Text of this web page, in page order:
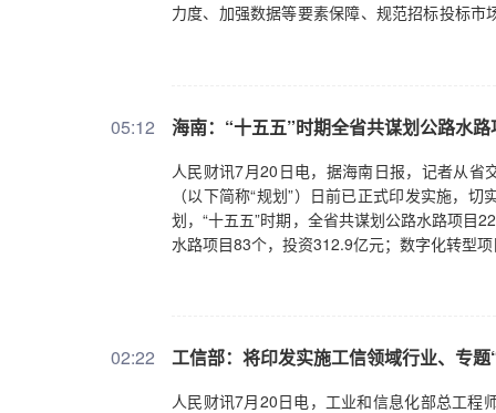
力度、加强数据等要素保障、规范招标投标
入挖掘需求升级和产业升级机遇，坚守主业
成全年发展目标十分重要。国家发展改革委
应，加快培育消费新增长点，持续推动“十五
开放，进一步构建高质量数据供给体系，纵
时，实施好“法治护航民营经济”行动，加力推
制作用，持续营造良好环境，全力促进民营经
05:12 海南：“十五五”时期全省共谋划公路水
人民财讯7月20日电，据海南日报，记者从省
（以下简称“规划”）日前已正式印发实施，
划，“十五五”时期，全省共谋划公路水路项目
水路项目83个，投资312.9亿元；数字化转型
02:22 工信部：将印发实施工信领域行业、专题
人民财讯7月20日电，工业和信息化部总工程